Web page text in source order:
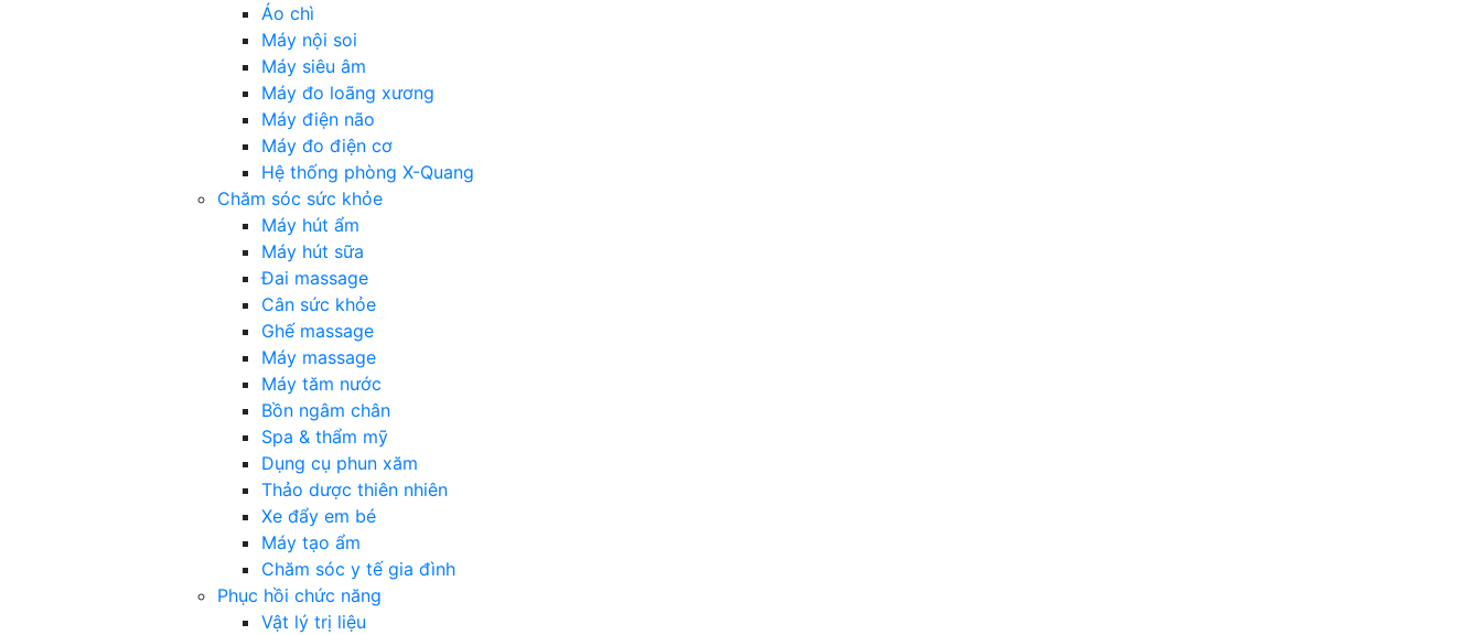
Áo chì
Máy nội soi
Máy siêu âm
Máy đo loãng xương
Máy điện não
Máy đo điện cơ
Hệ thống phòng X-Quang
Chăm sóc sức khỏe
Máy hút ẩm
Máy hút sữa
Đai massage
Cân sức khỏe
Ghế massage
Máy massage
Máy tăm nước
Bồn ngâm chân
Spa & thẩm mỹ
Dụng cụ phun xăm
Thảo dược thiên nhiên
Xe đẩy em bé
Máy tạo ẩm
Chăm sóc y tế gia đình
Phục hồi chức năng
Vật lý trị liệu